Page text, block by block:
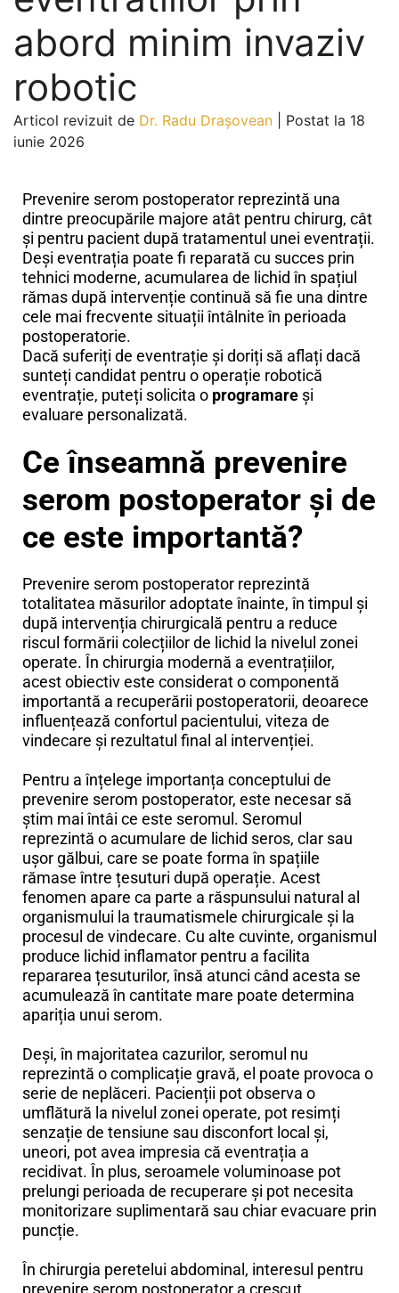
abord minim invaziv
robotic
Articol revizuit de Dr. Radu Drașovean
Postat la 18
iunie 2026
Prevenire serom postoperator reprezintă una
dintre preocupările majore atât pentru chirurg, cât
și pentru pacient după tratamentul unei eventrații.
Deși eventrația poate fi reparată cu succes prin
tehnici moderne, acumularea de lichid în spațiul
rămas după intervenție continuă să fie una dintre
cele mai frecvente situații întâlnite în perioada
postoperatorie.
Dacă suferiți de eventrație și doriți să aflați dacă
sunteți candidat pentru o operație robotică
eventrație, puteți solicita o programare și
evaluare personalizată.
Ce înseamnă prevenire
serom postoperator și de
ce este importantă?
Prevenire serom postoperator reprezintă
totalitatea măsurilor adoptate înainte, în timpul și
după intervenția chirurgicală pentru a reduce
riscul formării colecțiilor de lichid la nivelul zonei
operate. În chirurgia modernă a eventrațiilor,
acest obiectiv este considerat o componentă
importantă a recuperării postoperatorii, deoarece
influențează confortul pacientului, viteza de
vindecare și rezultatul final al intervenției.
Pentru a înțelege importanța conceptului de
prevenire serom postoperator, este necesar să
știm mai întâi ce este seromul. Seromul
reprezintă o acumulare de lichid seros, clar sau
ușor gălbui, care se poate forma în spațiile
rămase între țesuturi după operație. Acest
fenomen apare ca parte a răspunsului natural al
organismului la traumatismele chirurgicale și la
procesul de vindecare. Cu alte cuvinte, organismul
produce lichid inflamator pentru a facilita
repararea țesuturilor, însă atunci când acesta se
acumulează în cantitate mare poate determina
apariția unui serom.
Deși, în majoritatea cazurilor, seromul nu
reprezintă o complicație gravă, el poate provoca o
serie de neplăceri. Pacienții pot observa o
umflătură la nivelul zonei operate, pot resimți
senzație de tensiune sau disconfort local și,
uneori, pot avea impresia că eventrația a
recidivat. În plus, seroamele voluminoase pot
prelungi perioada de recuperare și pot necesita
monitorizare suplimentară sau chiar evacuare prin
puncție.
În chirurgia peretelui abdominal, interesul pentru
prevenire serom postoperator a crescut